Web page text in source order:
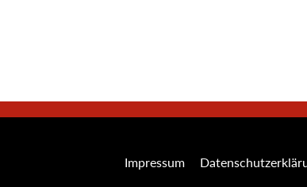
Impressum